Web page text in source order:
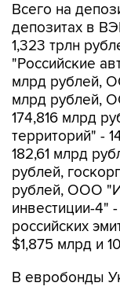
Всего на
депозитах в
1,323 трлн
"Российские
млрд рублей,
млрд рублей,
174,816 млрд
территорий" -
182,61 млрд
рублей,
рублей, ООО
инвестиции-4"
российских
$1,875 млрд и
В евробонды